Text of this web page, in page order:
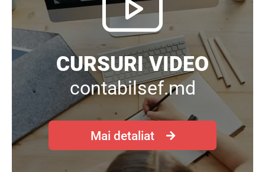
CURSURI VIDEO
contabilsef.md
Mai detaliat